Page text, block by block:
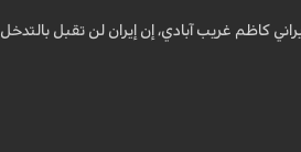
كاظم غريب آبادي، إن إيران لن تقبل بالتدخل